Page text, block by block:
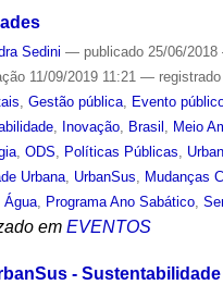
Sedini — publicado25/06/2018
11/09/2019 11:21 — registrado
, Gestão pública, Evento
, Inovação, Brasil , Meio
, ODS, Políticas Públicas,
Urbana, UrbanSus, Mudanças
Água, Programa Ano Sabático,
em EVENTOS
-